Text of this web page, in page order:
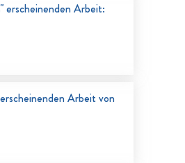
erscheinenden Arbeit:
Arbeit von